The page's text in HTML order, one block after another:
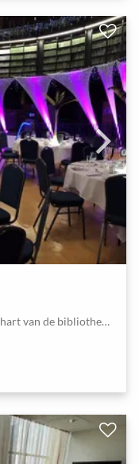
Een prachtige ruimte vol boeken in het hart van de bibliotheek van Birmingham